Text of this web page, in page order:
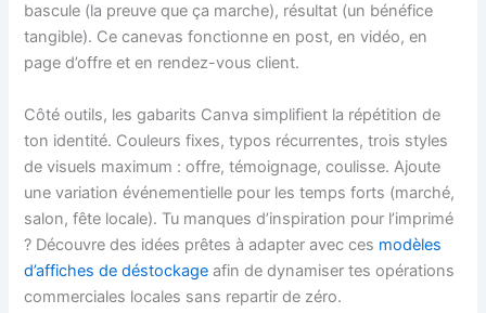
bascule (la preuve que ça marche), résultat (un bénéfice
tangible). Ce canevas fonctionne en post, en vidéo, en
page d’offre et en rendez-vous client.
Côté outils, les gabarits Canva simplifient la répétition de
ton identité. Couleurs fixes, typos récurrentes, trois styles
de visuels maximum : offre, témoignage, coulisse. Ajoute
une variation événementielle pour les temps forts (marché,
salon, fête locale). Tu manques d’inspiration pour l’imprimé
? Découvre des idées prêtes à adapter avec ces modèles
d’affiches de déstockage afin de dynamiser tes opérations
commerciales locales sans repartir de zéro.